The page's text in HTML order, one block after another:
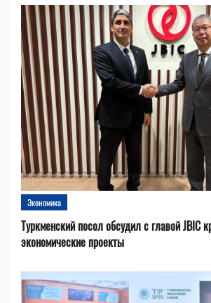
Экономика
Туркменский посол обсудил с главой JBIC
экономические проекты